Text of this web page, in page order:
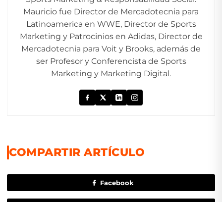
Mauricio fue Director de Mercadotecnia para
Latinoamerica en WWE, Director de Sports
Marketing y Patrocinios en Adidas, Director de
Mercadotecnia para Voit y Brooks, además de
ser Profesor y Conferencista de Sports
Marketing y Marketing Digital.
COMPARTIR ARTÍCULO
Facebook